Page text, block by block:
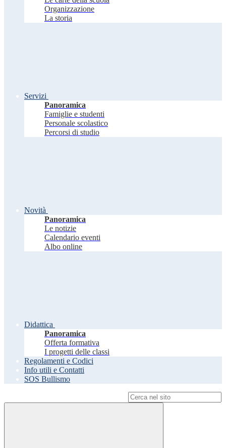
Organizzazione
La storia
Servizi
Panoramica
Famiglie e studenti
Personale scolastico
Percorsi di studio
Novità
Panoramica
Le notizie
Calendario eventi
Albo online
Didattica
Panoramica
Offerta formativa
I progetti delle classi
Regolamenti e Codici
Info utili e Contatti
SOS Bullismo